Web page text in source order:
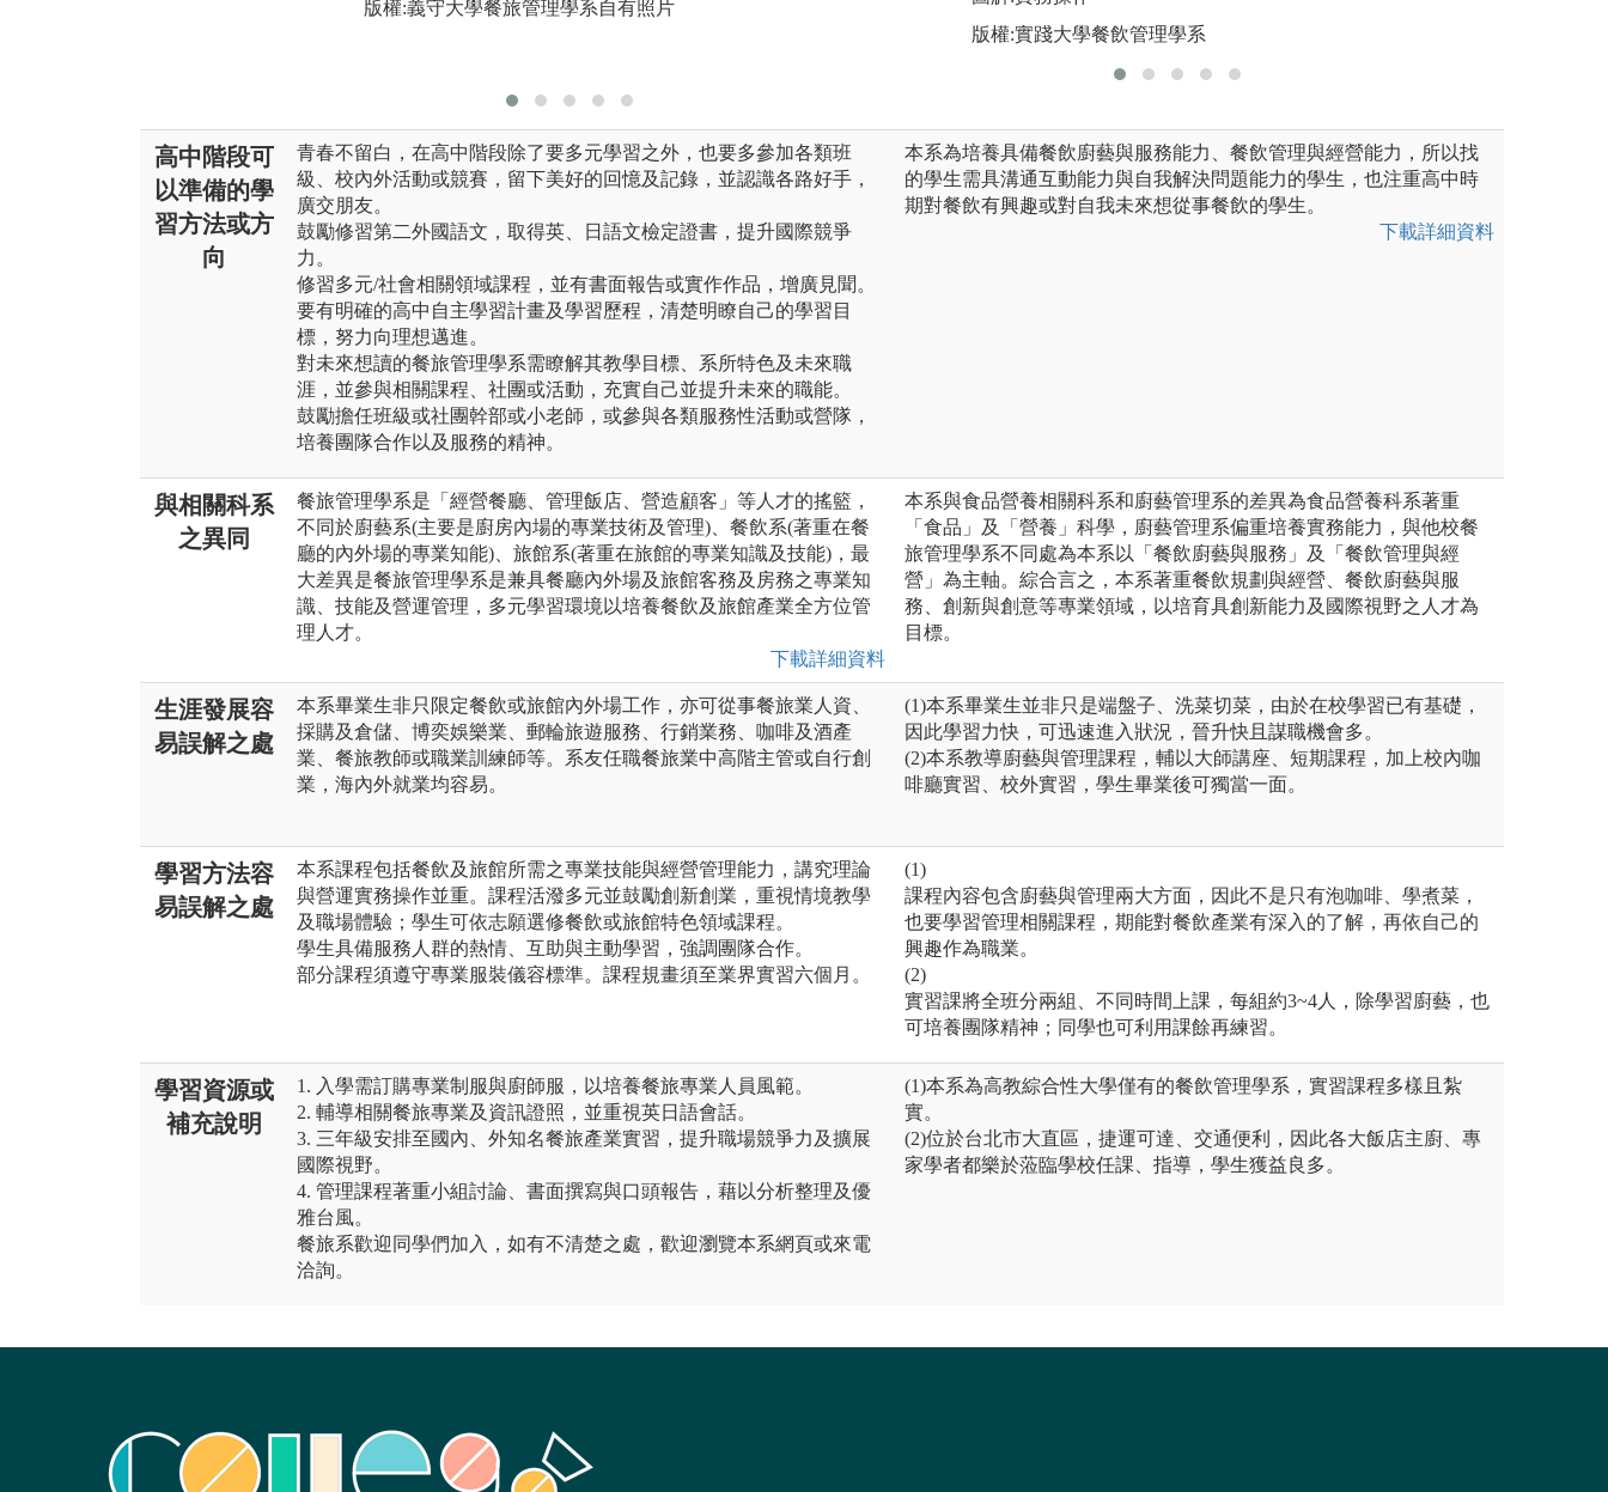
版權:義守大學餐旅管理學系自有照片
版權:義守大學餐旅管理學系自有照片
版權:實踐大學餐飲管理學系
高中階段可
以準備的學
習方法或方
向
青春不留白，在高中階段除了要多元學習之外，也要多參加各類班
級、校內外活動或競賽，留下美好的回憶及記錄，並認識各路好手，
廣交朋友。
鼓勵修習第二外國語文，取得英、日語文檢定證書，提升國際競爭
力。
修習多元/社會相關領域課程，並有書面報告或實作作品，增廣見聞。
要有明確的高中自主學習計畫及學習歷程，清楚明瞭自己的學習目
標，努力向理想邁進。
對未來想讀的餐旅管理學系需瞭解其教學目標、系所特色及未來職
涯，並參與相關課程、社團或活動，充實自己並提升未來的職能。
鼓勵擔任班級或社團幹部或小老師，或參與各類服務性活動或營隊，
培養團隊合作以及服務的精神。
本系為培養具備餐飲廚藝與服務能力、餐飲管理與經營能力，所以找
的學生需具溝通互動能力與自我解決問題能力的學生，也注重高中時
期對餐飲有興趣或對自我未來想從事餐飲的學生。
下載詳細資料
與相關科系
之異同
餐旅管理學系是「經營餐廳、管理飯店、營造顧客」等人才的搖籃，
不同於廚藝系(主要是廚房內場的專業技術及管理)、餐飲系(著重在餐
廳的內外場的專業知能)、旅館系(著重在旅館的專業知識及技能)，最
大差異是餐旅管理學系是兼具餐廳內外場及旅館客務及房務之專業知
識、技能及營運管理，多元學習環境以培養餐飲及旅館產業全方位管
理人才。
下載詳細資料
本系與食品營養相關科系和廚藝管理系的差異為食品營養科系著重
「食品」及「營養」科學，廚藝管理系偏重培養實務能力，與他校餐
旅管理學系不同處為本系以「餐飲廚藝與服務」及「餐飲管理與經
營」為主軸。綜合言之，本系著重餐飲規劃與經營、餐飲廚藝與服
務、創新與創意等專業領域，以培育具創新能力及國際視野之人才為
目標。
生涯發展容
易誤解之處
本系畢業生非只限定餐飲或旅館內外場工作，亦可從事餐旅業人資、
採購及倉儲、博奕娛樂業、郵輪旅遊服務、行銷業務、咖啡及酒產
業、餐旅教師或職業訓練師等。系友任職餐旅業中高階主管或自行創
業，海內外就業均容易。
(1)本系畢業生並非只是端盤子、洗菜切菜，由於在校學習已有基礎，
因此學習力快，可迅速進入狀況，晉升快且謀職機會多。
(2)本系教導廚藝與管理課程，輔以大師講座、短期課程，加上校內咖
啡廳實習、校外實習，學生畢業後可獨當一面。
學習方法容
易誤解之處
本系課程包括餐飲及旅館所需之專業技能與經營管理能力，講究理論
與營運實務操作並重。課程活潑多元並鼓勵創新創業，重視情境教學
及職場體驗；學生可依志願選修餐飲或旅館特色領域課程。
學生具備服務人群的熱情、互助與主動學習，強調團隊合作。
部分課程須遵守專業服裝儀容標準。課程規畫須至業界實習六個月。
(1)
課程內容包含廚藝與管理兩大方面，因此不是只有泡咖啡、學煮菜，
也要學習管理相關課程，期能對餐飲產業有深入的了解，再依自己的
興趣作為職業。
(2)
實習課將全班分兩組、不同時間上課，每組約3~4人，除學習廚藝，也
可培養團隊精神；同學也可利用課餘再練習。
學習資源或
補充說明
1. 入學需訂購專業制服與廚師服，以培養餐旅專業人員風範。
2. 輔導相關餐旅專業及資訊證照，並重視英日語會話。
3. 三年級安排至國內、外知名餐旅產業實習，提升職場競爭力及擴展
國際視野。
4. 管理課程著重小組討論、書面撰寫與口頭報告，藉以分析整理及優
雅台風。
餐旅系歡迎同學們加入，如有不清楚之處，歡迎瀏覽本系網頁或來電
洽詢。
(1)本系為高教綜合性大學僅有的餐飲管理學系，實習課程多樣且紮
實。
(2)位於台北市大直區，捷運可達、交通便利，因此各大飯店主廚、專
家學者都樂於蒞臨學校任課、指導，學生獲益良多。